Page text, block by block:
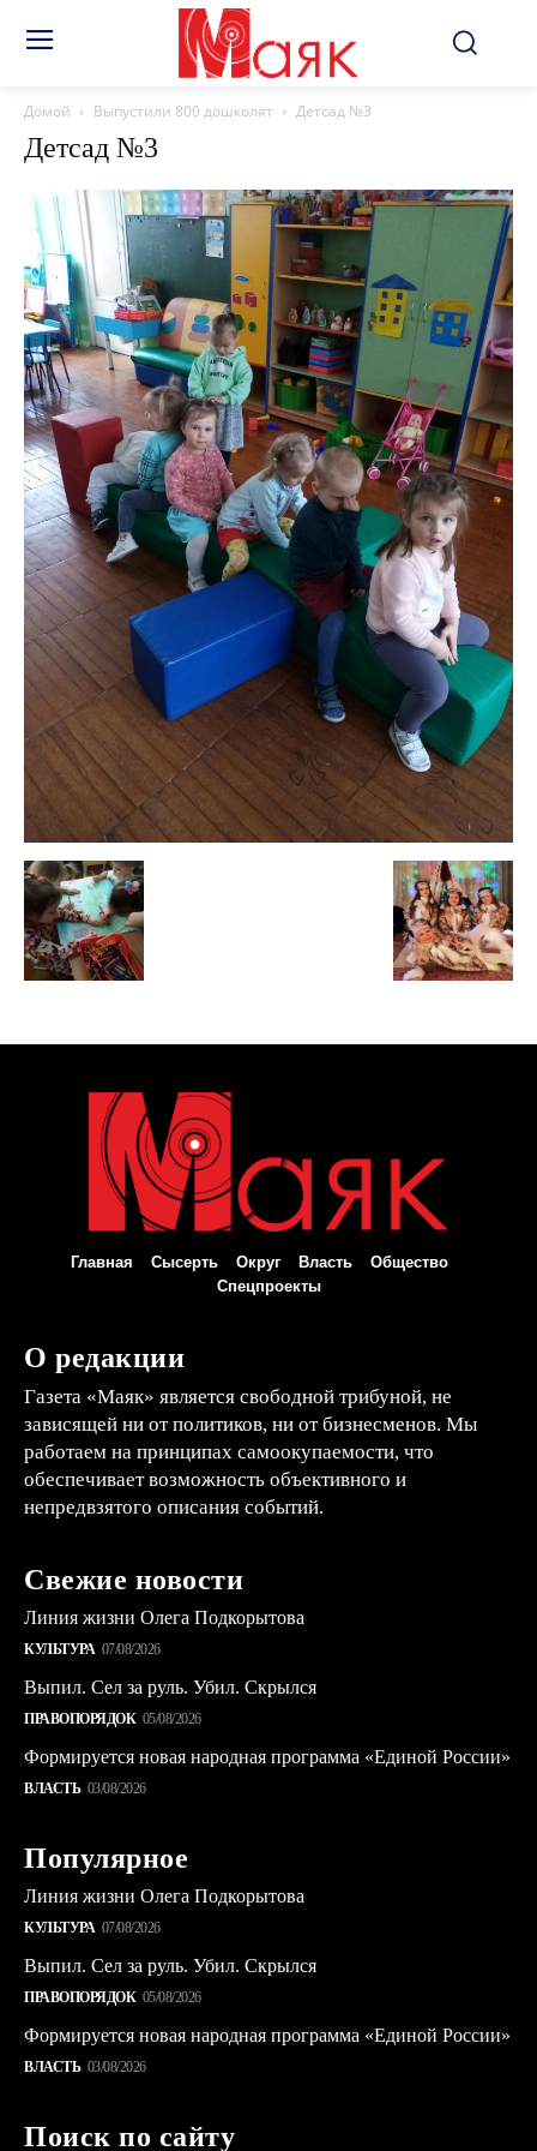
Домой Выпустили 800 дошколят Детсад №3
Детсад №3
Главная Сысерть Округ Власть
Общество
Спецпроекты
О редакции
Газета «Маяк» является свободной трибуной, не
зависящей ни от политиков, ни от бизнесменов. Мы
работаем на принципах самоокупаемости, что
обеспечивает возможность объективного и
непредвзятого описания событий.
Свежие новости
Линия жизни Олега Подкорытова
КУЛЬТУРА 07/08/2026
Выпил. Сел за руль. Убил. Скрылся
ПРАВОПОРЯДОК 05/08/2026
Формируется новая народная программа «Единой России»
ВЛАСТЬ 03/08/2026
Популярное
Линия жизни Олега Подкорытова
КУЛЬТУРА 07/08/2026
Выпил. Сел за руль. Убил. Скрылся
ПРАВОПОРЯДОК 05/08/2026
Формируется новая народная программа «Единой России»
ВЛАСТЬ 03/08/2026
Поиск по сайту